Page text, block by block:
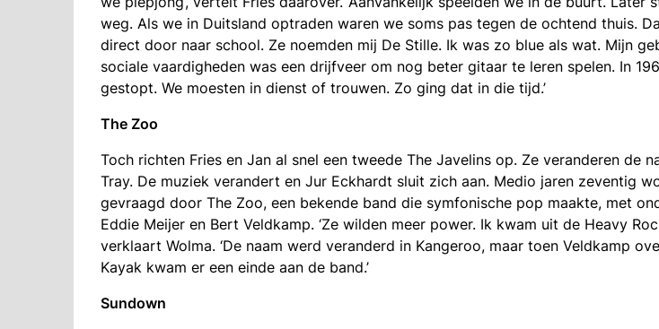
weg. Als we in Duitsland optraden waren we soms pas tegen de ochtend thuis.
direct door naar school. Ze noemden mij De Stille. Ik was zo blue als wat. Mijn
sociale vaardigheden was een drijfveer om nog beter gitaar te leren spelen. In
gestopt. We moesten in dienst of trouwen. Zo ging dat in die tijd.’
The Zoo
Toch richten Fries en Jan al snel een tweede The Javelins op. Ze veranderen de
Tray. De muziek verandert en Jur Eckhardt sluit zich aan. Medio jaren zeventig
gevraagd door The Zoo, een bekende band die symfonische pop maakte, met
Eddie Meijer en Bert Veldkamp. ‘Ze wilden meer power. Ik kwam uit de Heavy
verklaart Wolma. ‘De naam werd veranderd in Kangeroo, maar toen Veldkamp
Kayak kwam er een einde aan de band.’
Sundown